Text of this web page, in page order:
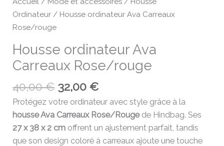
Ordinateur / Housse ordinateur Ava Carreaux
Rose/rouge
Housse ordinateur Ava
Carreaux Rose/rouge
40,00€ 32,00€
Protégez votre ordinateur avec style grâce à la
housse Ava Carreaux Rose/Rougede Hindbag. Ses
27 x 38 x 2 cm offrent un ajustement parfait, tandis
que son design coloré à carreaux ajoute une touche